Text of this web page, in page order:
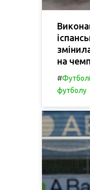
на
#
футболу